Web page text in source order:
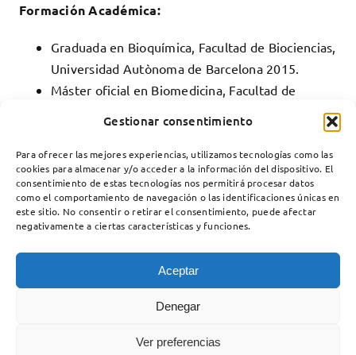
Gestionar consentimiento
Para ofrecer las mejores experiencias, utilizamos tecnologías como las
cookies para almacenar y/o acceder a la información del dispositivo. El
consentimiento de estas tecnologías nos permitirá procesar datos
como el comportamiento de navegación o las identificaciones únicas en
este sitio. No consentir o retirar el consentimiento, puede afectar
negativamente a ciertas características y funciones.
Aceptar
Denegar
Ver preferencias
Formación Académica:
Graduada en Bioquímica, Facultad de Biociencias,
Universidad Autònoma de Barcelona 2015.
Máster oficial en Biomedicina, Facultad de
Unidad de Enfermedades Neuromusculares
Hospital Santa Creu i Sant Pau